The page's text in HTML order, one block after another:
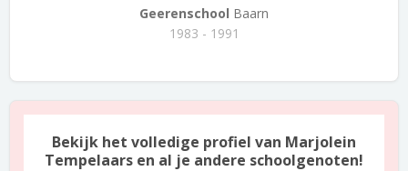
Geerenschool Baarn
1983 - 1991
Bekijk het volledige profiel van Marjolein
Tempelaars en al je andere schoolgenoten!